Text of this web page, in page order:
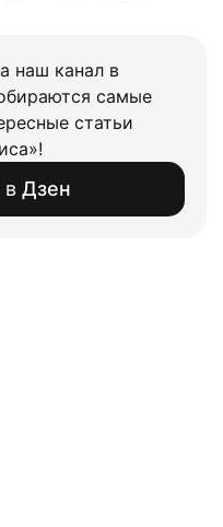
наш канал в
самые
статьи
в Дзен